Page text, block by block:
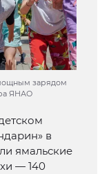
зарядом
ЯНАО
в
ямальские
— 140